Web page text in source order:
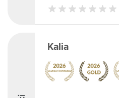
Kalia